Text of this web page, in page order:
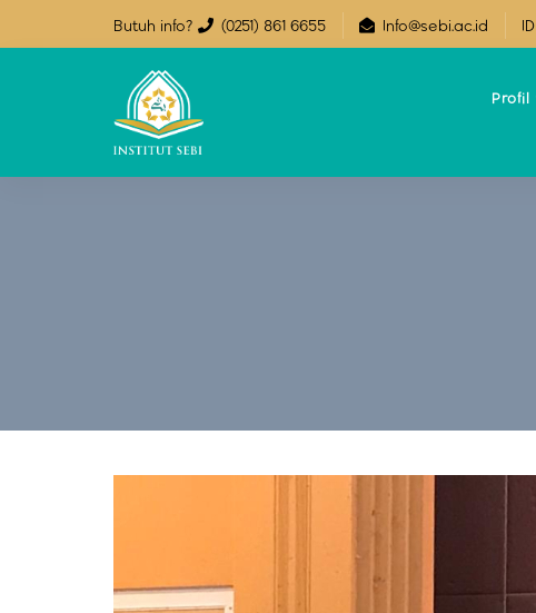
Butuh info? (0251) 861 6655 Info@sebi.ac.id ID
Profil